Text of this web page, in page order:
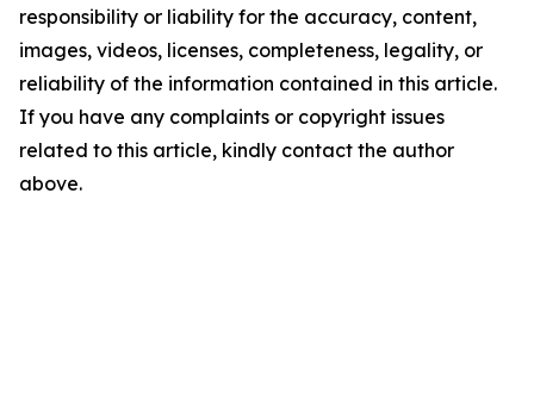
responsibility or liability for the accuracy, content,
images, videos, licenses, completeness, legality, or
reliability of the information contained in this article.
If you have any complaints or copyright issues
related to this article, kindly contact the author
above.